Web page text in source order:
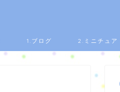
1.ブログ 2.ミニチュア